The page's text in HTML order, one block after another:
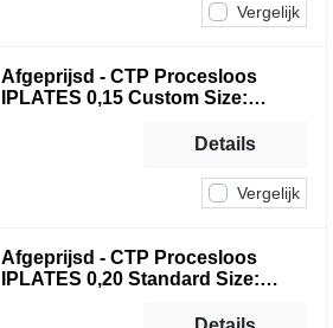
Vergelijk
Afgeprijsd - CTP Procesloos
IPLATES 0,15 Custom Size:
Vergelijk
Details
Afgeprijsd - CTP Procesloos
IPLATES 0,20 Standard Size: